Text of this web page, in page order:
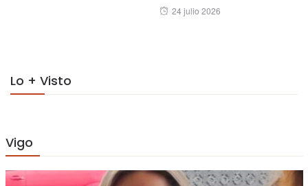
Posted
24 julio 2026
Lo + Visto
Vigo